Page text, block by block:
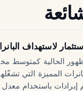
لاستهداف
الحالية كمتوسط
المميزة التي
إيرادات باستخدام